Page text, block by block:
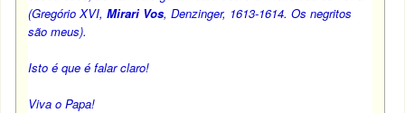
(Gregório XVI,Mirari Vos, Denzinger, 1613-1614. Os negritos
são meus).
Isto é que é falar claro!
Viva o Papa!